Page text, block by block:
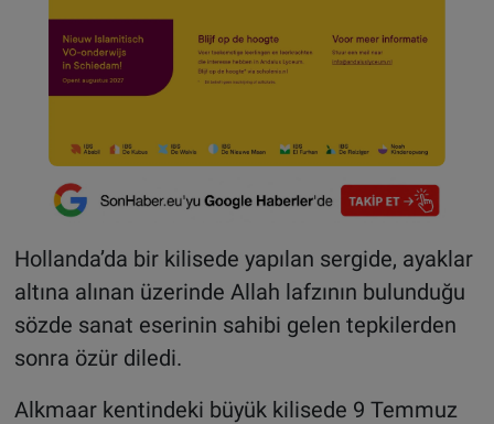
Hollanda’da bir kilisede yapılan sergide, ayaklar
altına alınan üzerinde Allah lafzının bulunduğu
sözde sanat eserinin sahibi gelen tepkilerden
sonra özür diledi.
Alkmaar kentindeki büyük kilisede 9 Temmuz